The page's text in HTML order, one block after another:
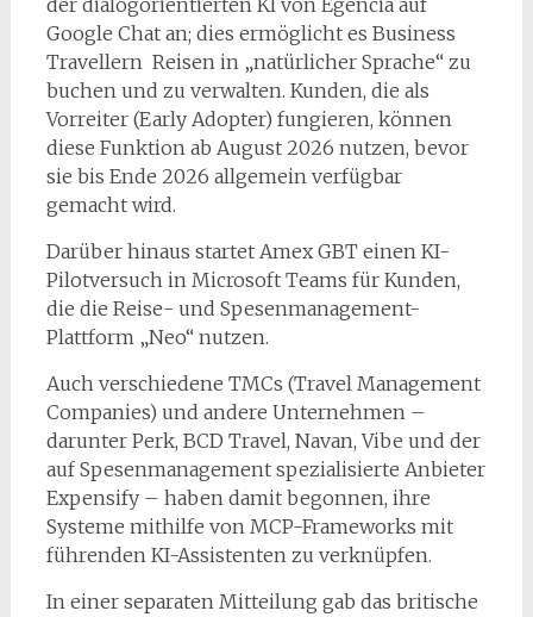
Google Chat an; dies ermöglicht es Business
Travellern Reisen in „natürlicher Sprache“ zu
buchen und zu verwalten. Kunden, die als
Vorreiter (Early Adopter) fungieren, können
diese Funktion ab August 2026 nutzen, bevor
sie bis Ende 2026 allgemein verfügbar
gemacht wird.
Darüber hinaus startet Amex GBT einen KI-
Pilotversuch in Microsoft Teams für Kunden,
die die Reise- und Spesenmanagement-
Plattform „Neo“ nutzen.
Auch verschiedene TMCs (Travel Management
Companies) und andere Unternehmen –
darunter Perk, BCD Travel, Navan, Vibe und der
auf Spesenmanagement spezialisierte Anbieter
Expensify – haben damit begonnen, ihre
Systeme mithilfe von MCP-Frameworks mit
führenden KI-Assistenten zu verknüpfen.
In einer separaten Mitteilung gab das britische